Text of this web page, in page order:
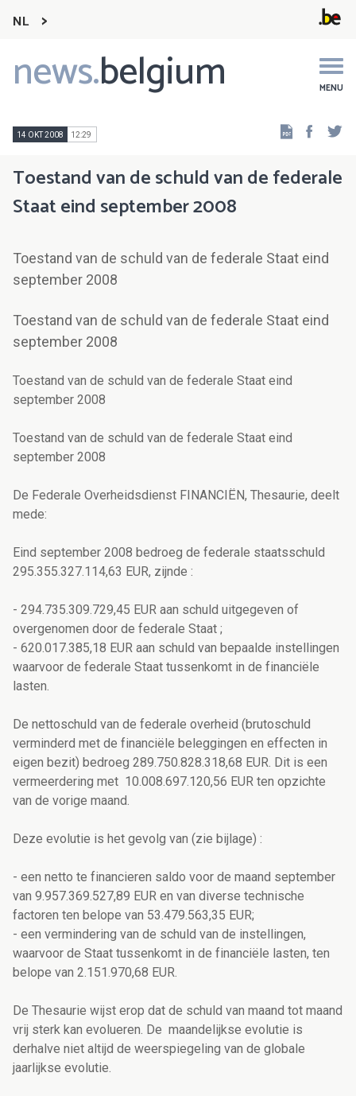
NL
news.belgium MENU
Main
navigation
14 OKT 2008 12:29
Toestand van de schuld van de federale
Staat eind september 2008
Toestand van de schuld van de federale Staat eind
september 2008
Toestand van de schuld van de federale Staat eind
september 2008
Toestand van de schuld van de federale Staat eind
september 2008
Toestand van de schuld van de federale Staat eind
september 2008
De Federale Overheidsdienst FINANCIËN, Thesaurie, deelt
mede:
Eind september 2008 bedroeg de federale staatsschuld
295.355.327.114,63 EUR, zijnde :
- 294.735.309.729,45 EUR aan schuld uitgegeven of
overgenomen door de federale Staat ;
- 620.017.385,18 EUR aan schuld van bepaalde instellingen
waarvoor de federale Staat tussenkomt in de financiële
lasten.
De nettoschuld van de federale overheid (brutoschuld
verminderd met de financiële beleggingen en effecten in
eigen bezit) bedroeg 289.750.828.318,68 EUR. Dit is een
vermeerdering met 10.008.697.120,56 EUR ten opzichte
van de vorige maand.
Deze evolutie is het gevolg van (zie bijlage) :
- een netto te financieren saldo voor de maand september
van 9.957.369.527,89 EUR en van diverse technische
factoren ten belope van 53.479.563,35 EUR;
- een vermindering van de schuld van de instellingen,
waarvoor de Staat tussenkomt in de financiële lasten, ten
belope van 2.151.970,68 EUR.
De Thesaurie wijst erop dat de schuld van maand tot maand
vrij sterk kan evolueren. De maandelijkse evolutie is
derhalve niet altijd de weerspiegeling van de globale
jaarlijkse evolutie.